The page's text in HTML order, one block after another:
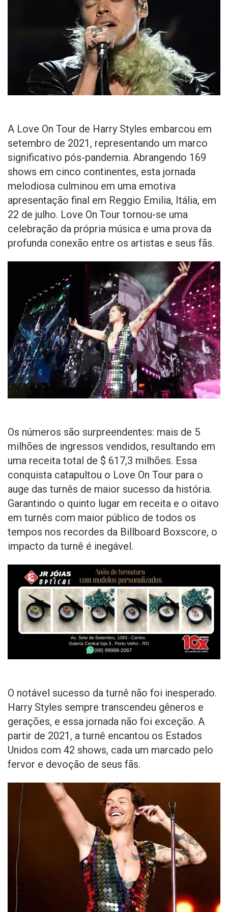
A Love On Tour de Harry Styles embarcou em
setembro de 2021, representando um marco
significativo pós-pandemia. Abrangendo 169
shows em cinco continentes, esta jornada
melodiosa culminou em uma emotiva
apresentação final em Reggio Emilia, Itália, em
22 de julho. Love On Tour tornou-se uma
celebração da própria música e uma prova da
profunda conexão entre os artistas e seus fãs.
Os números são surpreendentes: mais de 5
milhões de ingressos vendidos, resultando em
uma receita total de $ 617,3 milhões. Essa
conquista catapultou o Love On Tour para o
auge das turnês de maior sucesso da história.
Garantindo o quinto lugar em receita e o oitavo
em turnês com maior público de todos os
tempos nos recordes da Billboard Boxscore, o
impacto da turnê é inegável.
O notável sucesso da turnê não foi inesperado.
Harry Styles sempre transcendeu gêneros e
gerações, e essa jornada não foi exceção. A
partir de 2021, a turnê encantou os Estados
Unidos com 42 shows, cada um marcado pelo
fervor e devoção de seus fãs.